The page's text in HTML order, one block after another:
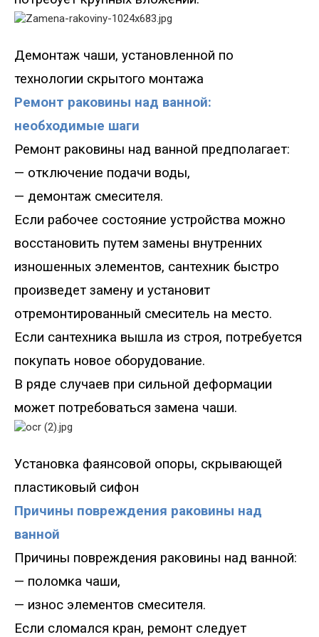
Демонтаж чаши, установленной по
технологии скрытого монтажа
Ремонт раковины над ванной:
необходимые шаги
Ремонт раковины над ванной предполагает:
— отключение подачи воды,
— демонтаж смесителя.
Если рабочее состояние устройства можно
восстановить путем замены внутренних
изношенных элементов, сантехник быстро
произведет замену и установит
отремонтированный смеситель на место.
Если сантехника вышла из строя, потребуется
покупать новое оборудование.
В ряде случаев при сильной деформации
может потребоваться замена чаши.
Установка фаянсовой опоры, скрывающей
пластиковый сифон
Причины повреждения раковины над
ванной
Причины повреждения раковины над ванной:
— поломка чаши,
— износ элементов смесителя.
Если сломался кран, ремонт следует